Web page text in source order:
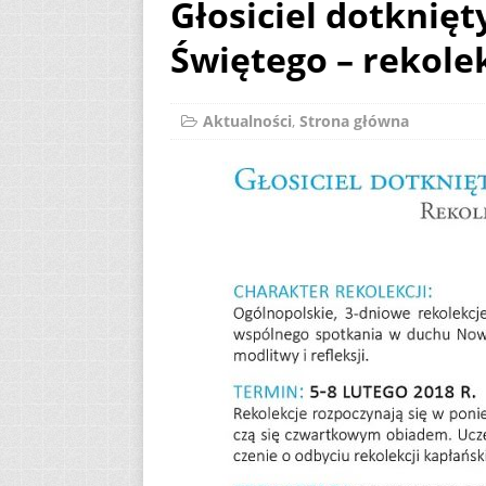
[ 2 sierpnia 2026 ]
12
Głosiciel
Świętego –
Aktualności, Strona główna